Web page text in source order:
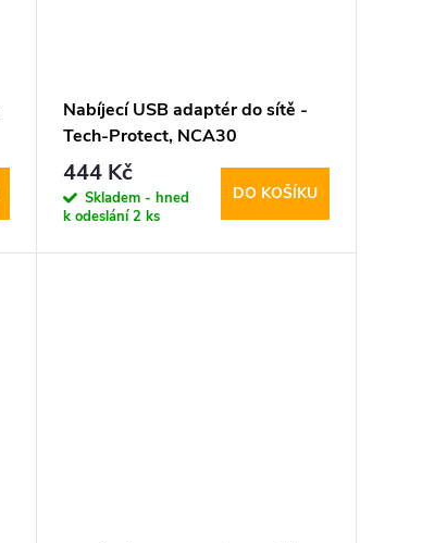
Nabíjecí USB adaptér do sítě -
Tech-Protect, NCA30
PD30W/QC3.0 + USB-C kabel
444 Kč
Skladem - hned
k odeslání2 ks
DO KOŠÍKU